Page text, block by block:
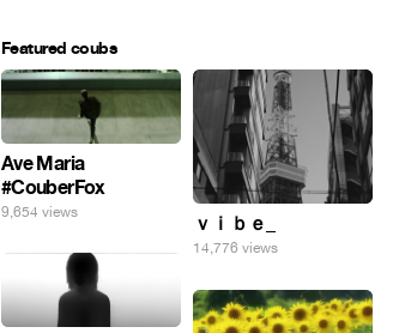
Featured coubs
Ave Maria
#CouberFox
9,654 views ｖｉｂｅ_
14,776 views